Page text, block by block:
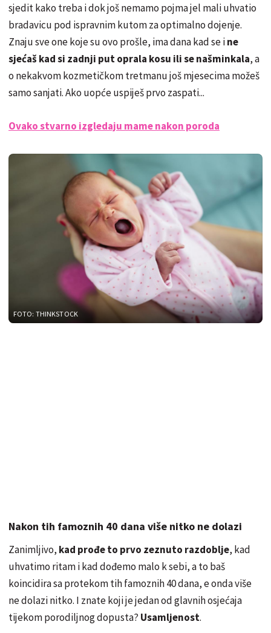
sjedit kako treba i dok još nemamo pojma jel mali uhvatio
bradavicu pod ispravnim kutom za optimalno dojenje.
Znaju sve one koje su ovo prošle, ima dana kad se ine
sjećaš kad si zadnji put oprala kosu ili se našminkala, a
o nekakvom kozmetičkom tretmanu još mjesecima možeš
samo sanjati. Ako uopće uspiješ prvo zaspati...
Ovako stvarno izgledaju mame nakon poroda
FOTO: THINKSTOCK
Nakon tih famoznih 40 dana više nitko ne dolazi
Zanimljivo, kad prođe to prvo zeznuto razdoblje, kad
uhvatimo ritam i kad dođemo malo k sebi, a to baš
koincidira sa protekom tih famoznih 40 dana, e onda više
ne dolazi nitko. I znate koji je jedan od glavnih osjećaja
tijekom porodiljnog dopusta? Usamljenost.